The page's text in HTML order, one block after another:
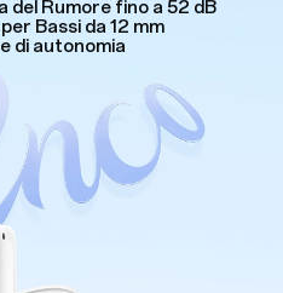
del Rumore fino a 52 dB
Bassi da 12 mm
di autonomia